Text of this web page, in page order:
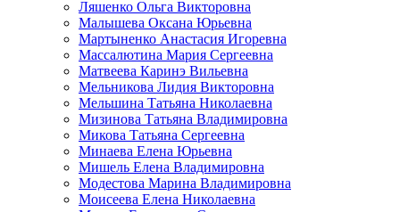
Ляшенко Ольга Викторовна
Малышева Оксана Юрьевна
Мартыненко Анастасия Игоревна
Массалютина Мария Сергеевна
Матвеева Каринэ Вильевна
Мельникова Лидия Викторовна
Мельшина Татьяна Николаевна
Мизинова Татьяна Владимировна
Микова Татьяна Сергеевна
Минаева Елена Юрьевна
Мишель Елена Владимировна
Модестова Марина Владимировна
Моисеева Елена Николаевна